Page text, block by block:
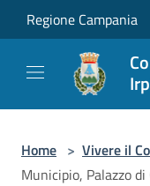
Salta al contenuto
Regione Campania
Home > Vivere il
Municipio, Palazzo